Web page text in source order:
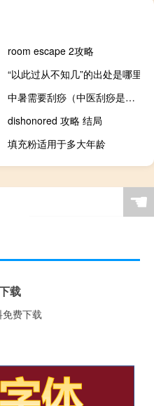
room escape 2攻略
“以此过从不知几”的出处是哪里
中暑需要刮痧（中医刮痧是中暑的急救措施吗）
dishonored 攻略 结局
填充粉适用于多大年龄
☚
载